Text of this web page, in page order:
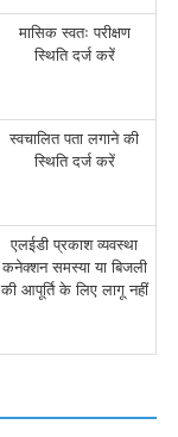
मासिक स्वतः परीक्षण
स्थिति दर्ज करें
स्वचालित पता लगाने की
स्थिति दर्ज करें
एलईडी प्रकाश व्यवस्था
कनेक्शन समस्या या बिजली
की आपूर्ति के लिए लागू नहीं